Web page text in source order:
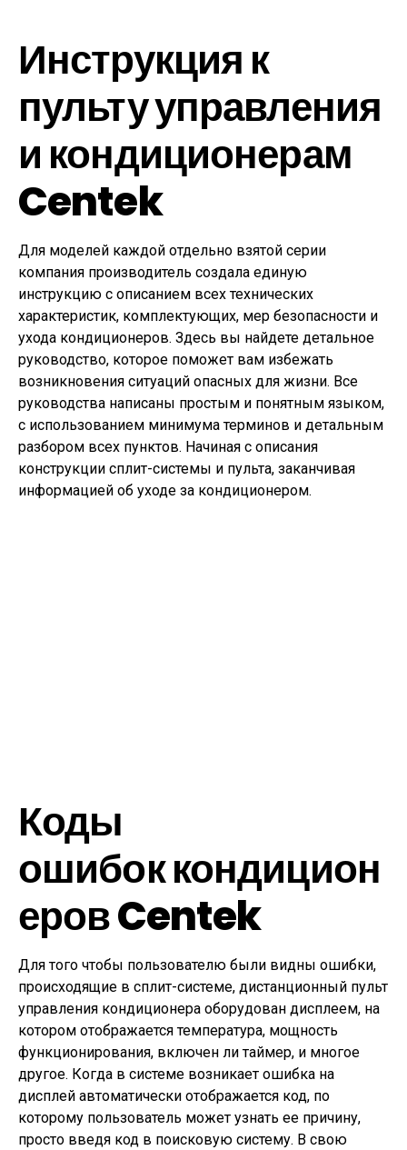
Инструкция к
пульту управления
и кондиционерам
Centek
Для моделей каждой отдельно взятой серии
компания производитель создала единую
инструкцию с описанием всех технических
характеристик, комплектующих, мер безопасности и
ухода кондиционеров. Здесь вы найдете детальное
руководство, которое поможет вам избежать
возникновения ситуаций опасных для жизни. Все
руководства написаны простым и понятным языком,
с использованием минимума терминов и детальным
разбором всех пунктов. Начиная с описания
конструкции сплит-системы и пульта, заканчивая
информацией об уходе за кондиционером.
Коды
ошибок кондицион
еров Centek
Для того чтобы пользователю были видны ошибки,
происходящие в сплит-системе, дистанционный пульт
управления кондиционера оборудован дисплеем, на
котором отображается температура, мощность
функционирования, включен ли таймер, и многое
другое. Когда в системе возникает ошибка на
дисплей автоматически отображается код, по
которому пользователь может узнать ее причину,
просто введя код в поисковую систему. В свою